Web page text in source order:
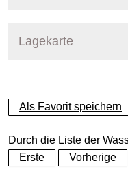
Lagekarte
+
−
Als Favorit speichern
Durch die Liste der
Erste
Vorherige